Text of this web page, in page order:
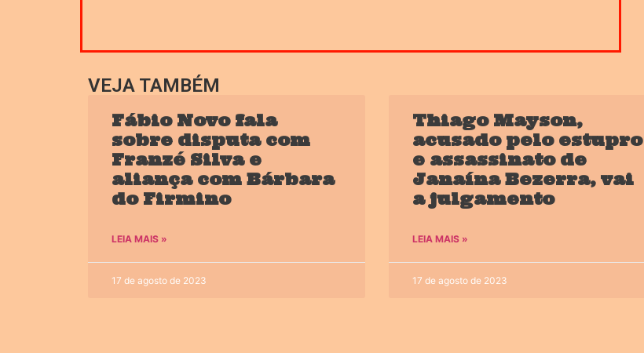
VEJA TAMBÉM
Fábio Novo fala
sobre disputa com
Franzé Silva e
aliança com Bárbara
do Firmino
LEIA MAIS »
17 de agosto de 2023
Thiago Mayson,
acusado pelo estupro
e assassinato de
Janaína Bezerra, vai
a julgamento
LEIA MAIS »
17 de agosto de 2023